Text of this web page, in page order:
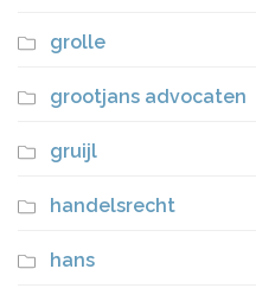
grolle
grootjans advocaten
gruijl
handelsrecht
hans